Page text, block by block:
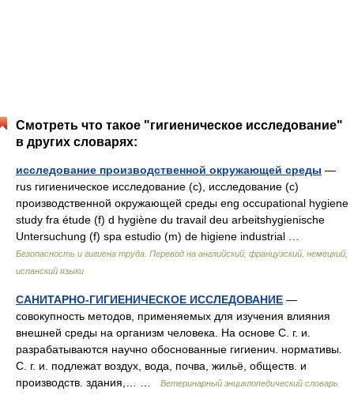
Смотреть что такое "гигиеническое исследование"
в других словарях:
исследование производственной окружающей среды —
rus гигиеническое исследование (с), исследование (с)
производственной окружающей среды eng occupational hygiene
study fra étude (f) d hygiène du travail deu arbeitshygienische
Untersuchung (f) spa estudio (m) de higiene industrial …
Безопасность и гигиена труда. Перевод на английский, французский, немецкий,
испанский языки
САНИТАРНО-ГИГИЕНИЧЕСКОЕ ИССЛЕДОВАНИЕ —
совокупность методов, применяемых для изучения влияния
внешней среды на организм человека. На основе С. г. и.
разрабатываются научно обоснованные гигиенич. нормативы.
С. г. и. подлежат воздух, вода, почва, жильё, обществ. и
производств. здания,… …
Ветеринарный энциклопедический словарь